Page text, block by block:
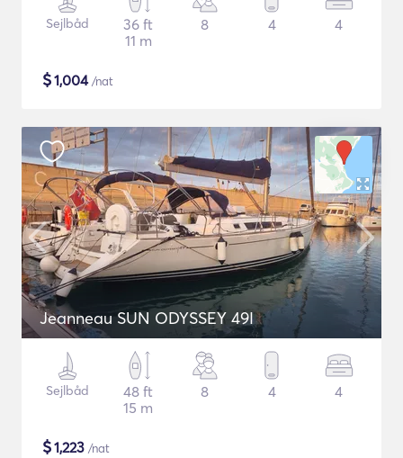
Sejlbåd
36 ft
11 m
8 4 4
$1,004/nat
Jeanneau SUN ODYSSEY 49I
Sejlbåd
48 ft
15 m
8 4 4
$1,223 /nat